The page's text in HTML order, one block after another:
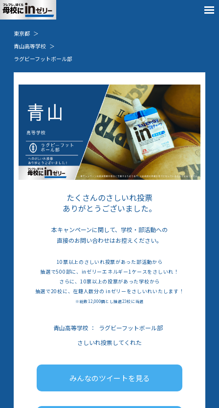
東京都
青山高等学校
ラグビーフットボール部
たくさんのさしいれ投票
ありがとうございました。
本キャンペーンに関して、学校・部活動への
直接のお問い合わせはお控えください。
10票以上のさしいれ投票があった部活動から
抽選で500部に、inゼリーエネルギー1ケースをさしいれ！
さらに、10票以上の投票があった学校から
抽選で20校に、在籍人数分の inゼリーをさしいれいたします！
※総数12,000個とし抽選20校に当選
青山高等学校 ：
ラグビーフットボール部
さしいれ投票してくれた
みんなのツイートを見る